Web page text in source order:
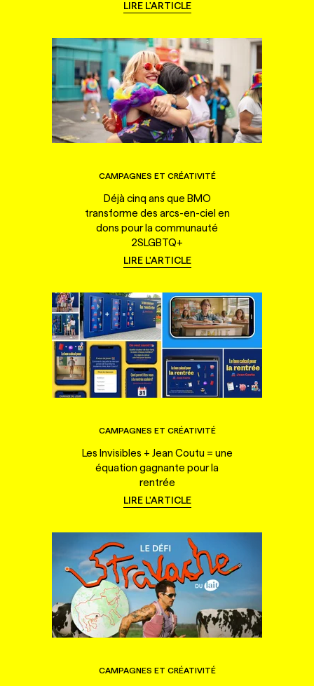
LIRE L'ARTICLE
CAMPAGNES ET CRÉATIVITÉ
Déjà cinq ans que BMO
transforme des arcs-en-ciel en
dons pour la communauté
2SLGBTQ+
LIRE L'ARTICLE
CAMPAGNES ET CRÉATIVITÉ
Les Invisibles + Jean Coutu = une
équation gagnante pour la
rentrée
LIRE L'ARTICLE
CAMPAGNES ET CRÉATIVITÉ